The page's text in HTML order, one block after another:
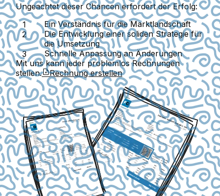
Ungeachtet dieser Chancen erfordert der Erfolg:
Ein Verständnis für die Marktlandschaft
Die Entwicklung einer soliden Strategie für
die Umsetzung
Schnelle Anpassung an Änderungen
Mit uns kann jeder problemlos Rechnungen
stellen.
Rechnung erstellen